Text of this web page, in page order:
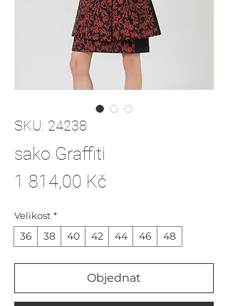
SKU: 24238
sako Graffiti
1 814,00 Kč
Velikost *
36 38 40 42 44 46 48
Objednat